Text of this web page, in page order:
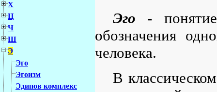
Х
Ц
Ч
Ш
Э
Эго
Эгоизм
Эдипов комплекс
Эго -
обозначения
человека.
В